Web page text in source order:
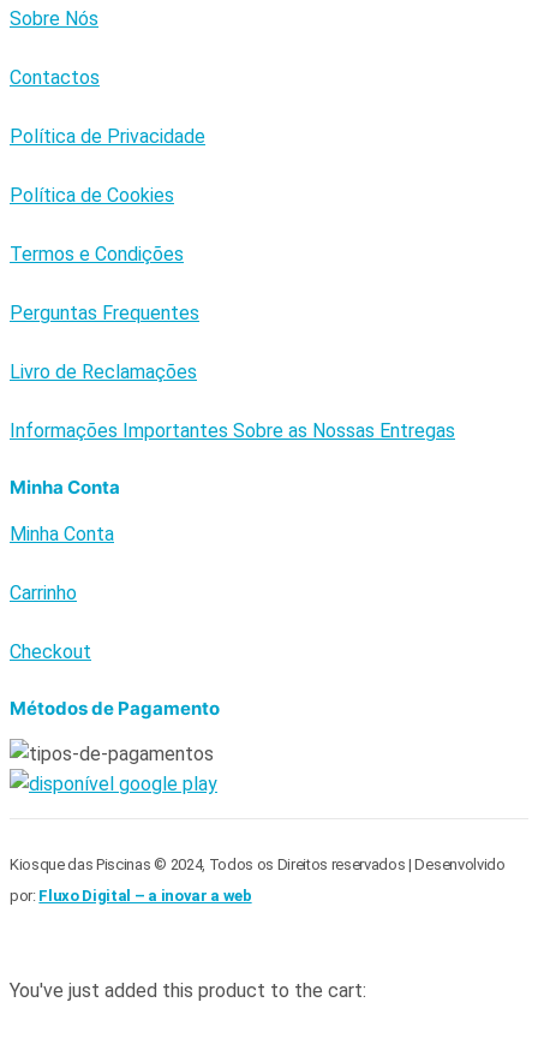
Sobre Nós
Contactos
Política de Privacidade
Política de Cookies
Termos e Condições
Perguntas Frequentes
Livro de Reclamações
Informações Importantes Sobre as Nossas Entregas
Minha Conta
Minha Conta
Carrinho
Checkout
Métodos de Pagamento
Kiosque das Piscinas © 2024, Todos os Direitos reservados | Desenvolvido
por: Fluxo Digital – a inovar a web
You've just added this product to the cart: